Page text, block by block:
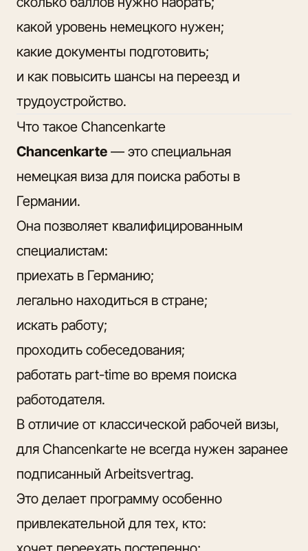
какой уровень немецкого нужен;
какие документы подготовить;
и как повысить шансы на переезд и
трудоустройство.
Что такое Chancenkarte
Chancenkarte — это специальная
немецкая виза для поиска работы в
Германии.
Она позволяет квалифицированным
специалистам:
приехать в Германию;
легально находиться в стране;
искать работу;
проходить собеседования;
работать part-time во время поиска
работодателя.
В отличие от классической рабочей визы,
для Chancenkarte не всегда нужен заранее
подписанный Arbeitsvertrag.
Это делает программу особенно
привлекательной для тех, кто: